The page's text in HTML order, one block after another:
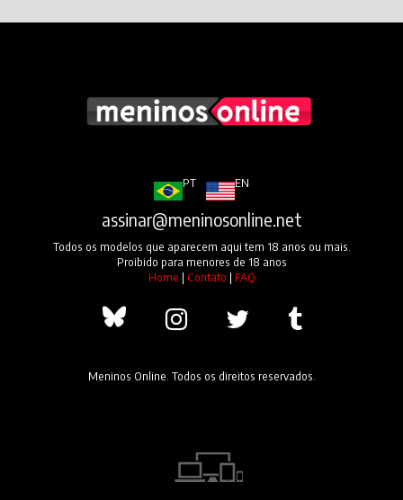
PT EN
assinar@meninosonline.net
Todos os modelos que aparecem aqui tem 18 anos ou mais.
Proibido para menores de 18 anos
Home | Contato | FAQ
Meninos Online. Todos os direitos reservados.